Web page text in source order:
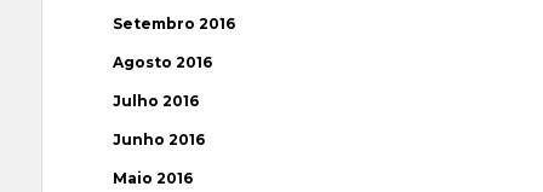
Setembro 2016
Agosto 2016
Julho 2016
Junho 2016
Maio 2016